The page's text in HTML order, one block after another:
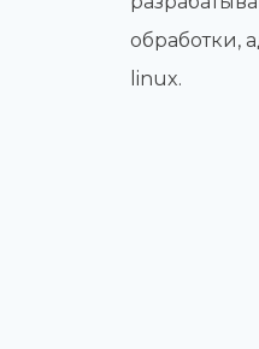
обработки,
linux.